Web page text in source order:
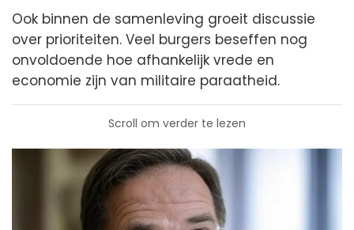
Ook binnen de samenleving groeit discussie
over prioriteiten. Veel burgers beseffen nog
onvoldoende hoe afhankelijk vrede en
economie zijn van militaire paraatheid.
Scroll om verder te lezen